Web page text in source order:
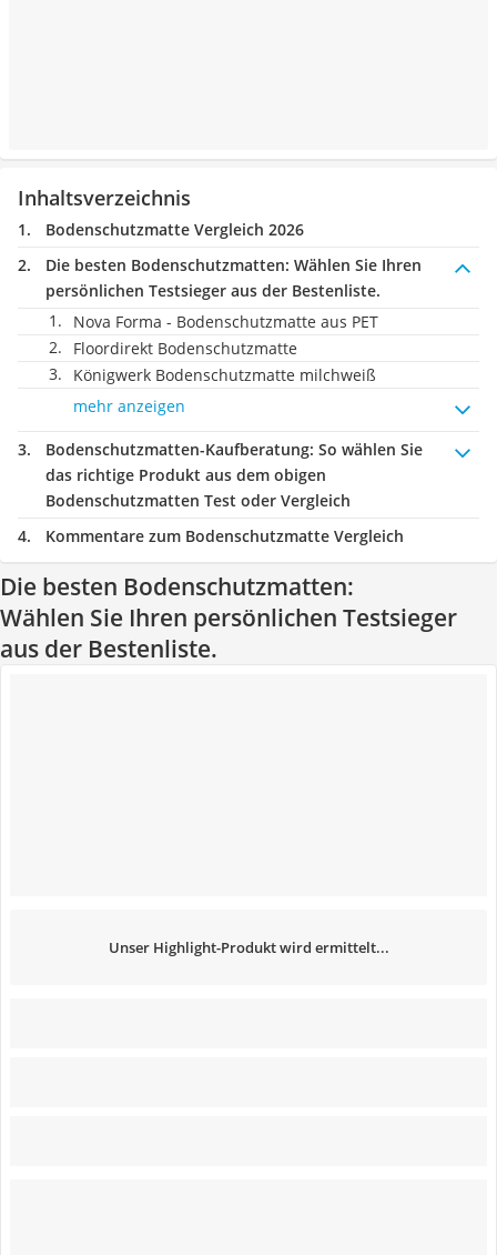
Inhaltsverzeichnis
Bodenschutzmatte Vergleich 2026
Die besten Bodenschutzmatten: Wählen Sie Ihren
persönlichen Testsieger aus der Bestenliste.
Nova Forma - Bodenschutzmatte aus PET
Floordirekt Bodenschutzmatte
Königwerk Bodenschutzmatte milchweiß
mehr anzeigen
Bodenschutzmatten-Kaufberatung: So wählen Sie
das richtige Produkt aus dem obigen
Bodenschutzmatten Test oder Vergleich
Kommentare zum Bodenschutzmatte Vergleich
Die besten Bodenschutzmatten:
Wählen Sie Ihren persönlichen Testsieger
aus der Bestenliste.
Unser Highlight-Produkt wird ermittelt...